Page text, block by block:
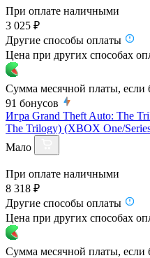
При оплате наличными
3 025 ₽
Другие способы оплаты
Цена при других способах
Сумма месячной платы, если
91 бонусов
Игра Grand Theft Auto: The
The Trilogy) (XBOX One/
Мало
При оплате наличными
8 318 ₽
Другие способы оплаты
Цена при других способах
Сумма месячной платы, если